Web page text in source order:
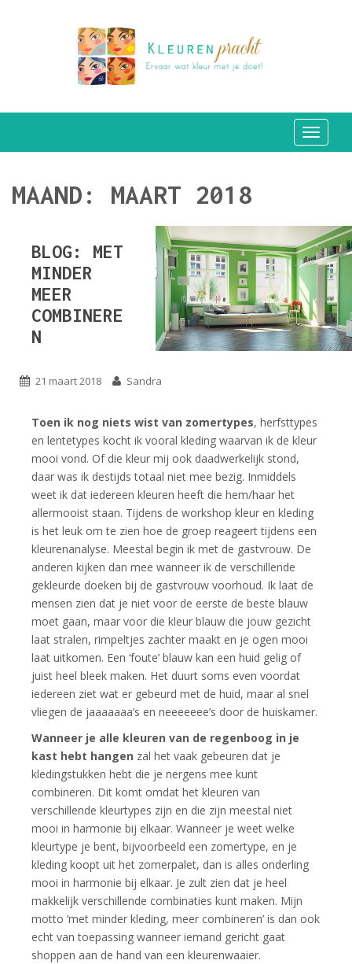
MAAND: MAART 2018
BLOG: MET
MINDER
MEER
COMBINERE
N
21 maart 2018 Sandra
Toen ik nog niets wist van zomertypes, herfsttypes
en lentetypes kocht ik vooral kleding waarvan ik de kleur
mooi vond. Of die kleur mij ook daadwerkelijk stond,
daar was ik destijds totaal niet mee bezig. Inmiddels
weet ik dat iedereen kleuren heeft die hem/haar het
allermooist staan. Tijdens de workshop kleur en kleding
is het leuk om te zien hoe de groep reageert tijdens een
kleurenanalyse. Meestal begin ik met de gastvrouw. De
anderen kijken dan mee wanneer ik de verschillende
gekleurde doeken bij de gastvrouw voorhoud. Ik laat de
mensen zien dat je niet voor de eerste de beste blauw
moet gaan, maar voor die kleur blauw die jouw gezicht
laat stralen, rimpeltjes zachter maakt en je ogen mooi
laat uitkomen. Een ‘foute’ blauw kan een huid gelig of
juist heel bleek maken. Het duurt soms even voordat
iedereen ziet wat er gebeurd met de huid, maar al snel
vliegen de jaaaaaaa’s en neeeeeee’s door de huiskamer.
Wanneer je alle kleuren van de regenboog in je
kast hebt hangen zal het vaak gebeuren dat je
kledingstukken hebt die je nergens mee kunt
combineren. Dit komt omdat het kleuren van
verschillende kleurtypes zijn en die zijn meestal niet
mooi in harmonie bij elkaar. Wanneer je weet welke
kleurtype je bent, bijvoorbeeld een zomertype, en je
kleding koopt uit het zomerpalet, dan is alles onderling
mooi in harmonie bij elkaar. Je zult zien dat je heel
makkelijk verschillende combinaties kunt maken. Mijn
motto ‘met minder kleding, meer combineren’ is dan ook
echt van toepassing wanneer iemand gericht gaat
shoppen aan de hand van een kleurenwaaier.